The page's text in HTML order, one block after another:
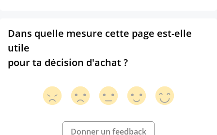
Dans quelle mesure cette page est-elle
utile
pour ta décision d'achat ?
Donner un feedback